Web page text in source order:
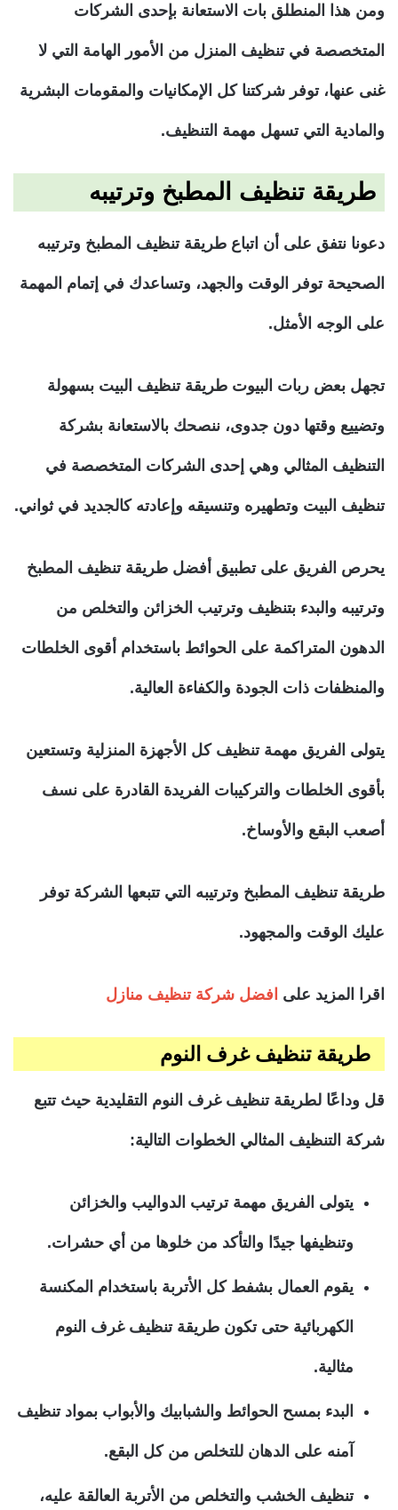
ومن هذا المنطلق بات الاستعانة بإحدى الشركات
المتخصصة في تنظيف المنزل من الأمور الهامة التي لا
غنى عنها، توفر شركتنا كل الإمكانيات والمقومات البشرية
والمادية التي تسهل مهمة التنظيف.
طريقة تنظيف المطبخ وترتيبه
دعونا نتفق على أن اتباع طريقة تنظيف المطبخ وترتيبه
الصحيحة توفر الوقت والجهد، وتساعدك في إتمام المهمة
على الوجه الأمثل.
تجهل بعض ربات البيوت طريقة تنظيف البيت بسهولة
وتضييع وقتها دون جدوى، ننصحك بالاستعانة بشركة
التنظيف المثالي وهي إحدى الشركات المتخصصة في
تنظيف البيت وتطهيره وتنسيقه وإعادته كالجديد في ثواني.
يحرص الفريق على تطبيق أفضل طريقة تنظيف المطبخ
وترتيبه والبدء بتنظيف وترتيب الخزائن والتخلص من
الدهون المتراكمة على الحوائط باستخدام أقوى الخلطات
والمنظفات ذات الجودة والكفاءة العالية.
يتولى الفريق مهمة تنظيف كل الأجهزة المنزلية وتستعين
بأقوى الخلطات والتركيبات الفريدة القادرة على نسف
أصعب البقع والأوساخ.
طريقة تنظيف المطبخ وترتيبه التي تتبعها الشركة توفر
عليك الوقت والمجهود.
اقرا المزيد على افضل شركة تنظيف منازل
طريقة تنظيف غرف النوم
قل وداعًا لطريقة تنظيف غرف النوم التقليدية حيث تتبع
شركة التنظيف المثالي الخطوات التالية:
يتولى الفريق مهمة ترتيب الدواليب والخزائن
وتنظيفها جيدًا والتأكد من خلوها من أي حشرات.
يقوم العمال بشفط كل الأتربة باستخدام المكنسة
الكهربائية حتى تكون طريقة تنظيف غرف النوم
مثالية.
البدء بمسح الحوائط والشبابيك والأبواب بمواد تنظيف
آمنه على الدهان للتخلص من كل البقع.
تنظيف الخشب والتخلص من الأتربة العالقة عليه،